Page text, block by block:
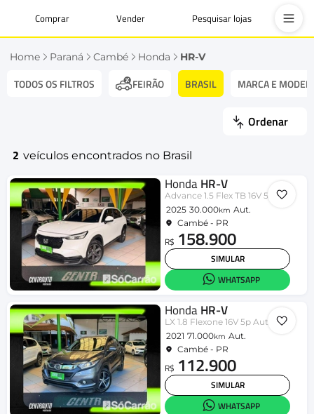
Comprar Vender Pesquisar lojas
Home Paraná Cambé Honda HR-V
TODOS OS FILTROS FEIRÃO BRASIL MARCA E
Ordenar
2 veículos encontrados no Brasil
HondaHR-V
Advance 1.5 Flex TB 16V 5p Aut.
2025 30.000km Aut.
Cambé - PR
R$ 158.900
SIMULAR
WHATSAPP
HondaHR-V
LX 1.8 Flexone 16V 5p Aut.
2021 71.000km Aut.
Cambé - PR
R$ 112.900
SIMULAR
WHATSAPP